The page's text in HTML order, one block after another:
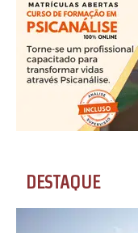
DESTAQUE